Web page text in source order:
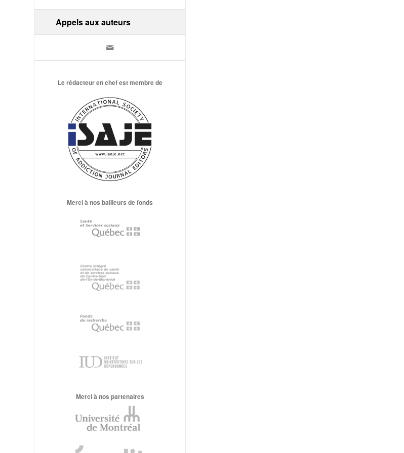
Appels aux auteurs
Le rédacteur en chef est membre de
Merci à nos bailleurs de fonds
Merci à nos partenaires